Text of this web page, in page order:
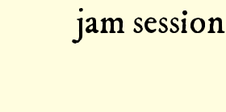
jam session